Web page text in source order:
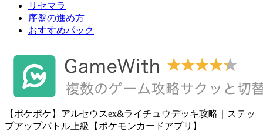
リセマラ
序盤の進め方
おすすめパック
【ポケポケ】アルセウスex&ライチュウデッキ攻略｜ステッ
プアップバトル上級【ポケモンカードアプリ】